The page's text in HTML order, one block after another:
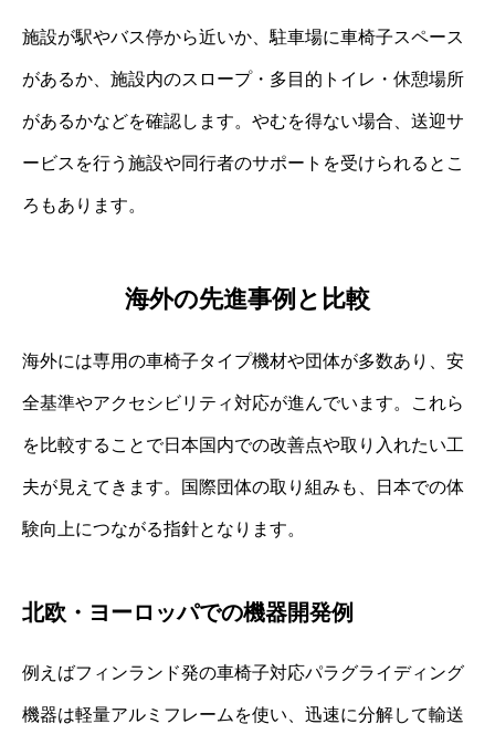
施設が駅やバス停から近いか、駐車場に車椅子スペース
があるか、施設内のスロープ・多目的トイレ・休憩場所
があるかなどを確認します。やむを得ない場合、送迎サ
ービスを行う施設や同行者のサポートを受けられるとこ
ろもあります。
海外の先進事例と比較
海外には専用の車椅子タイプ機材や団体が多数あり、安
全基準やアクセシビリティ対応が進んでいます。これら
を比較することで日本国内での改善点や取り入れたい工
夫が見えてきます。国際団体の取り組みも、日本での体
験向上につながる指針となります。
北欧・ヨーロッパでの機器開発例
例えばフィンランド発の車椅子対応パラグライディング
機器は軽量アルミフレームを使い、迅速に分解して輸送